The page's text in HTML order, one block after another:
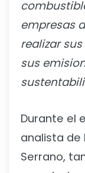
empresas
realizar
sus
Durante el
analista de
Serrano,